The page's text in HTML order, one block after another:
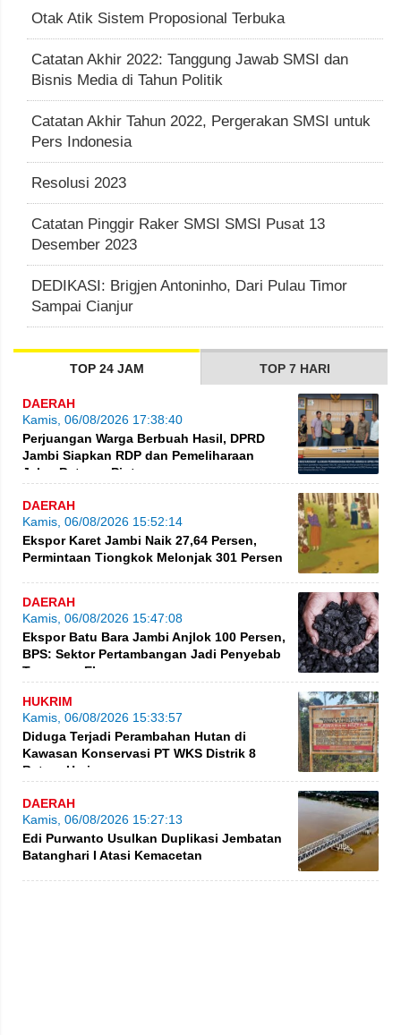
Otak Atik Sistem Proposional Terbuka
Catatan Akhir 2022: Tanggung Jawab SMSI dan
Bisnis Media di Tahun Politik
Catatan Akhir Tahun 2022, Pergerakan SMSI untuk
Pers Indonesia
Resolusi 2023
Catatan Pinggir Raker SMSI SMSI Pusat 13
Desember 2023
DEDIKASI: Brigjen Antoninho, Dari Pulau Timor
Sampai Cianjur
TOP 24 JAM TOP 7 HARI
DAERAH
Kamis, 06/08/2026 17:38:40
Perjuangan Warga Berbuah Hasil, DPRD
Jambi Siapkan RDP dan Pemeliharaan
Jalan Betung–Pintas
DAERAH
Kamis, 06/08/2026 15:52:14
Ekspor Karet Jambi Naik 27,64 Persen,
Permintaan Tiongkok Melonjak 301 Persen
DAERAH
Kamis, 06/08/2026 15:47:08
Ekspor Batu Bara Jambi Anjlok 100 Persen,
BPS: Sektor Pertambangan Jadi Penyebab
Turunnya Ekspor
HUKRIM
Kamis, 06/08/2026 15:33:57
Diduga Terjadi Perambahan Hutan di
Kawasan Konservasi PT WKS Distrik 8
BatangHari
DAERAH
Kamis, 06/08/2026 15:27:13
Edi Purwanto Usulkan Duplikasi Jembatan
Batanghari I Atasi Kemacetan